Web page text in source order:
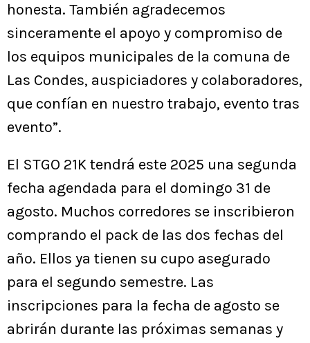
honesta. También agradecemos
sinceramente el apoyo y compromiso de
los equipos municipales de la comuna de
Las Condes, auspiciadores y colaboradores,
que confían en nuestro trabajo, evento tras
evento”.
El STGO 21K tendrá este 2025 una segunda
fecha agendada para el domingo 31 de
agosto. Muchos corredores se inscribieron
comprando el pack de las dos fechas del
año. Ellos ya tienen su cupo asegurado
para el segundo semestre. Las
inscripciones para la fecha de agosto se
abrirán durante las próximas semanas y